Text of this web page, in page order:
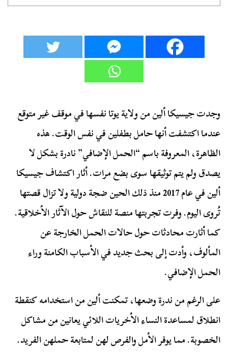
وجدت جيسيكا ألين من ولاية يوتا نفسها في موقف غير متوقع
عندما اكتشفت أنها حامل بطفلين في نفس الوقت. هذه
الظاهرة، المعروفة باسم “الحمل الإضافي” نادرة بشكل لا
يصدق ولم يتم توثيقها سوى بضع مرات. أثار اكتشاف جيسيكا
ألين في عام 2017 منذ ذلك الحين ضجة دولية ولا تزال قصتها
تُروى اليوم. وفرت تجربتها منصة للنقاش حول الآثار الأخلاقية.
كما أثارت محادثات حول حالات الحمل الخارجة عن
المألوف، وأدت إلى بحث جديد في الأسباب الكامنة وراء
الحمل الإضافي.
على الرغم من ندرة وضعها، تمكنت ألين من استخدامه كنقطة
انطلاق لمساعدة النساء الأخريات اللائي يعانين من مشاكل
الخصوبة. مما يوفر الأمل والفرص لهن لمتابعة حملهن الفريد.